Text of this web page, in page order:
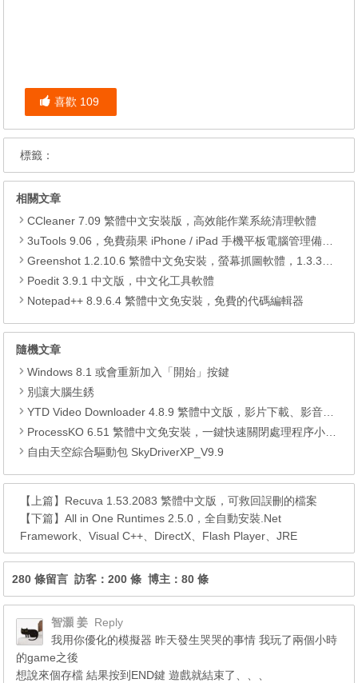
喜歡 109
標籤：
相關文章
CCleaner 7.09 繁體中文安裝版，高效能作業系統清理軟體
3uTools 9.06，免費蘋果 iPhone / iPad 手機平板電腦管理備份還原軟體
Greenshot 1.2.10.6 繁體中文免安裝，螢幕抓圖軟體，1.3.315 安裝版
Poedit 3.9.1 中文版，中文化工具軟體
Notepad++ 8.9.6.4 繁體中文免安裝，免費的代碼編輯器
隨機文章
Windows 8.1 或會重新加入「開始」按鍵
別讓大腦生銹
YTD Video Downloader 4.8.9 繁體中文版，影片下載、影音轉檔、多功能的下載工具
ProcessKO 6.51 繁體中文免安裝，一鍵快速關閉處理程序小工具
自由天空綜合驅動包 SkyDriverXP_V9.9
【上篇】 Recuva 1.53.2083 繁體中文版，可救回誤刪的檔案
【下篇】All in One Runtimes 2.5.0，全自動安裝.Net
Framework、Visual C++、DirectX、Flash Player、JRE
280 條留言 訪客：200 條 博主：80 條
智灝 姜 Reply
我用你優化的模擬器 昨天發生哭哭的事情 我玩了兩個小時
的game之後
想說來個存檔 結果按到END鍵 遊戲就結束了、、、